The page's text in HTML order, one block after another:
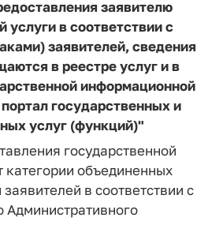
заявителю
услуги в соответствии с
заявителей, сведения
в реестре услуг и в
информационной
государственных и
услуг (функций)"
государственной
категории объединенных
в соответствии с
Административного